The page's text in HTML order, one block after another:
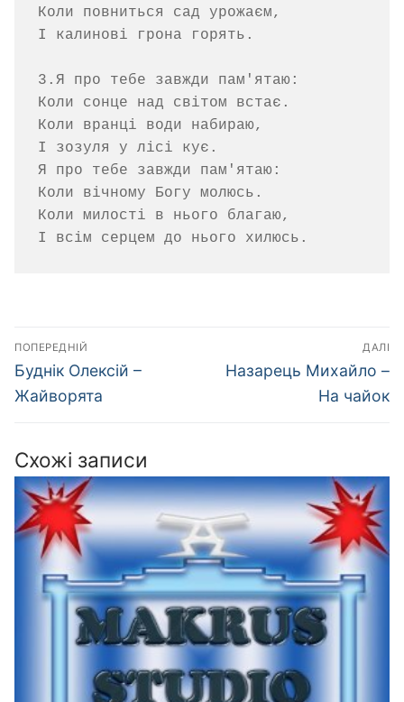
Коли повниться сад урожаєм,
І калинові грона горять.
3.Я про тебе завжди пам'ятаю:
Коли сонце над світом встає.
Коли вранці води набираю,
І зозуля у лісі кує.
Я про тебе завжди пам'ятаю:
Коли вічному Богу молюсь.
Коли милості в нього благаю,
Навігація
записів
ПОПЕРЕДНІЙ
Попередній
запис:
Буднік Олексій –
Жайворята
ДАЛІ
Наступний
Назарець Михайло –
На чайок
Схожі записи